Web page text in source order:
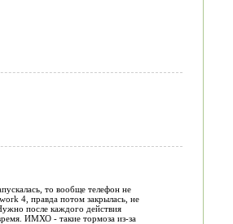
то вообще телефон не
4, правда потом закрылась, не
после каждого действия
ИМХО - такие тормоза из-за